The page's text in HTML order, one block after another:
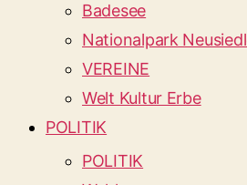
Badesee
Nationalpark
VEREINE
Welt Kultur Erbe
POLITIK
POLITIK